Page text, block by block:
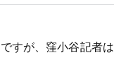
すが、窪小谷記者